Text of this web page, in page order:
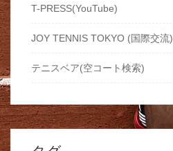
T-PRESS(YouTube)
JOY TENNIS TOKYO (国際交流)
テニスベア(空コート検索)